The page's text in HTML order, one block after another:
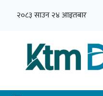
२०८३ साउन २४ आइतबार